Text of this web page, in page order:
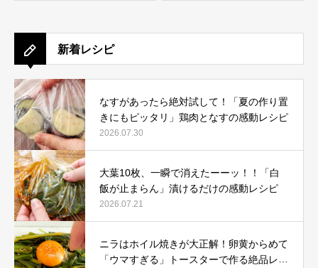
新着レシピ
なすがあったら絶対試して！「夏の作り置
きにもピッタリ」鶏肉となすの感動レシピ
2026.07.30
大葉10枚、一瞬で消えたーーッ！！「白
飯が止まらん」漬けるだけの感動レシピ
2026.07.21
ニラはホイル焼きが大正解！卵黄からめて
「ウマすぎる」トースターで作る絶品レシ